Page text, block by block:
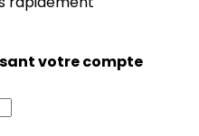
votre compte